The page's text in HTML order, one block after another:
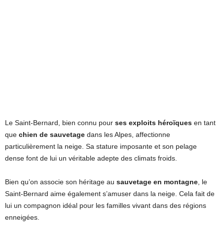
Le Saint-Bernard, bien connu pour ses exploits héroïques en tant
que chien de sauvetage dans les Alpes, affectionne
particulièrement la neige. Sa stature imposante et son pelage
dense font de lui un véritable adepte des climats froids.
Bien qu’on associe son héritage au sauvetage en montagne , le
Saint-Bernard aime également s’amuser dans la neige. Cela fait de
lui un compagnon idéal pour les familles vivant dans des régions
enneigées.